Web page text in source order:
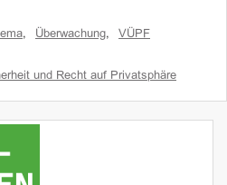
, Überwachung, VÜPF
und Recht auf Privatsphäre